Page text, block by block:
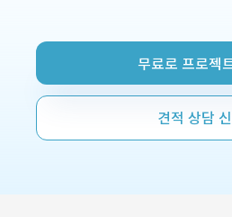
무료로 프로젝
견적 상담